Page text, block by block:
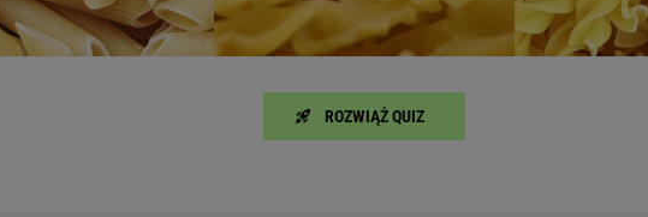
ROZWIĄŻ QUIZ